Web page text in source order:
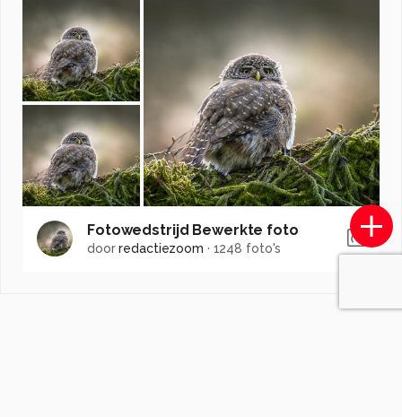
Fotowedstrijd Bewerkte foto
doorredactiezoom · 1248 foto's